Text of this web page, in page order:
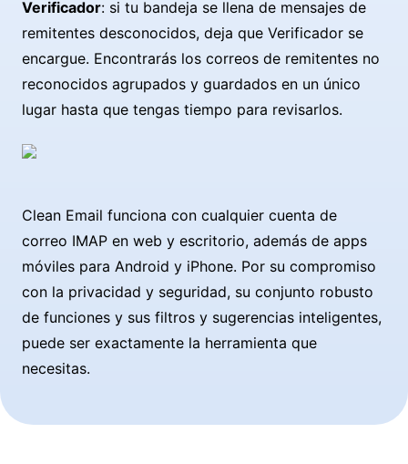
Verificador: si tu bandeja se llena de mensajes de
remitentes desconocidos, deja que Verificador se
encargue. Encontrarás los correos de remitentes no
reconocidos agrupados y guardados en un único
lugar hasta que tengas tiempo para revisarlos.
Clean Email funciona con cualquier cuenta de
correo IMAP en web y escritorio, además de apps
móviles para Android y iPhone. Por su compromiso
con la privacidad y seguridad, su conjunto robusto
de funciones y sus filtros y sugerencias inteligentes,
puede ser exactamente la herramienta que
necesitas.